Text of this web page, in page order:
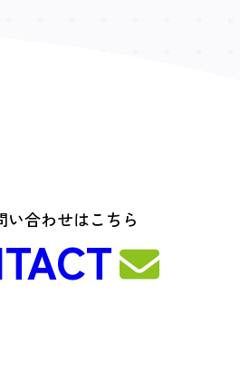
い合わせはこちら